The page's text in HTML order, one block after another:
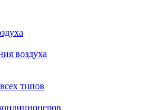
воздуха
типов